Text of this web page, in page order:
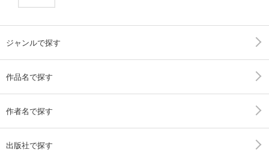
ジャンルで探す
作品名で探す
作者名で探す
出版社で探す